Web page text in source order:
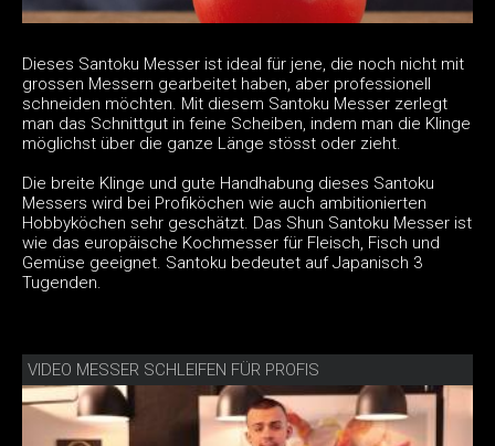
Dieses Santoku Messer ist ideal für jene, die noch nicht mit
grossen Messern gearbeitet haben, aber professionell
schneiden möchten. Mit diesem Santoku Messer zerlegt
man das Schnittgut in feine Scheiben, indem man die Klinge
möglichst über die ganze Länge stösst oder zieht.
Die breite Klinge und gute Handhabung dieses Santoku
Messers wird bei Profiköchen wie auch ambitionierten
Hobbyköchen sehr geschätzt. Das Shun Santoku Messer ist
wie das europäische Kochmesser für Fleisch, Fisch und
Gemüse geeignet. Santoku bedeutet auf Japanisch 3
Tugenden.
VIDEO MESSER SCHLEIFEN FÜR PROFIS